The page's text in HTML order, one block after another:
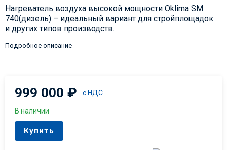
Нагреватель воздуха высокой мощности Oklima SM
740(дизель) – идеальный вариант для стройплощадок
и других типов производств.
Подробное описание
999 000₽ с НДС
В наличии
Купить